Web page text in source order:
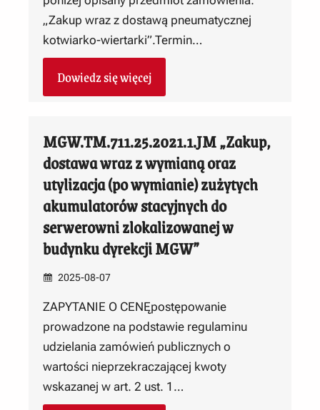
„Zakup wraz z dostawą pneumatycznej
kotwiarko-wiertarki”.Termin…
Dowiedz się więcej
MGW.TM.711.25.2021.1.JM „Zakup,
dostawa wraz z wymianą oraz
utylizacja (po wymianie) zużytych
akumulatorów stacyjnych do
serwerowni zlokalizowanej w
budynku dyrekcji MGW”
2025-08-07
ZAPYTANIE O CENĘpostępowanie
prowadzone na podstawie regulaminu
udzielania zamówień publicznych o
wartości nieprzekraczającej kwoty
wskazanej w art. 2 ust. 1…